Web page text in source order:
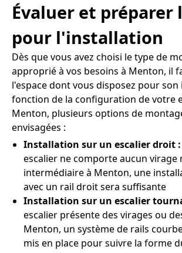
Évaluer et préparer
pour l'installation
Dès que vous avez choisi le type de
approprié à vos besoins à Menton, il
l'espace dont vous disposez pour son
fonction de la configuration de votre
Menton, plusieurs options de
envisagées :
Installation sur un escalier droit :
escalier ne comporte aucun virage
intermédiaire à Menton, une
avec un rail droit sera suffisante
Installation sur un escalier
escalier présente des virages ou
Menton, un système de rails
mis en place pour suivre la forme